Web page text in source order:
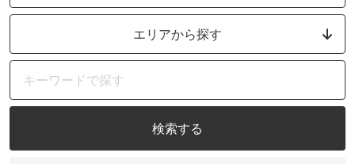
エリアから探す
検索する